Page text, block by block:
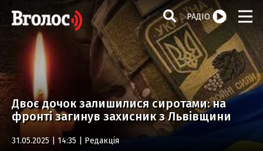
РАДІО
Двоє дочок залишилися сиротами: на
фронті загинув захисник з Львівщини
31.05.2025 | 14:35 | Редакція